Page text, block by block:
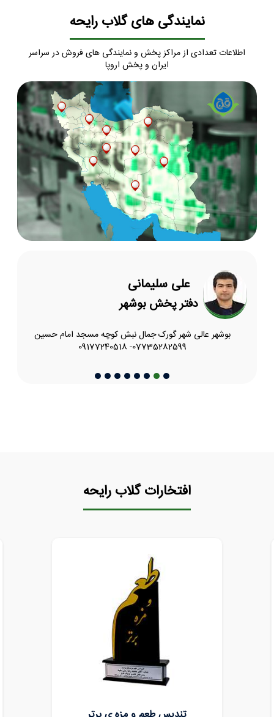
نمایندگی های گلاب رایحه
اطلاعات تعدادی از مراکز پخش و نمایندگی های فروش در سراسر
ایران و پخش اروپا
علی سلیمانی
دفتر پخش بوشهر
بوشهر عالی شهر گورک جمال نبش کوچه مسجد امام حسین
07735282599- 09177240518
افتخارات گلاب رایحه